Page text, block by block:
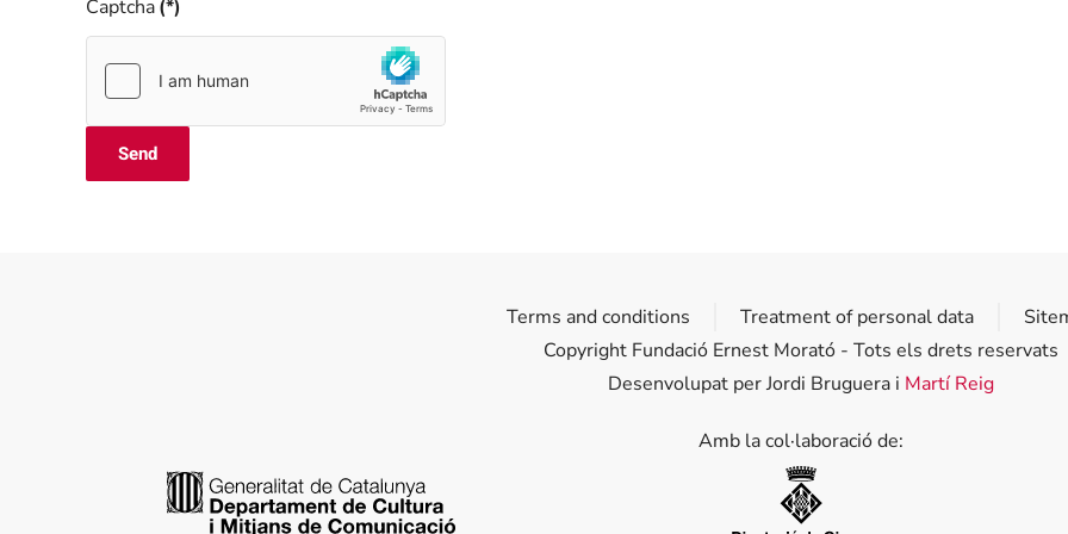
Captcha(*)
Send
Terms and conditions Treatment of personal data
Copyright Fundació Ernest Morató - Tots els drets reservats
Desenvolupat per Jordi Bruguera i Martí Reig
Amb la col·laboració de:
Generalitat de Catalunya Diputació de Girona